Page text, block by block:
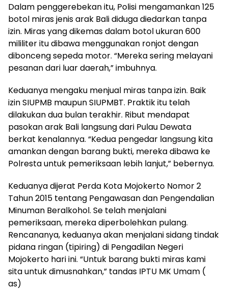
Dalam penggerebekan itu, Polisi mengamankan 125
botol miras jenis arak Bali diduga diedarkan tanpa
izin. Miras yang dikemas dalam botol ukuran 600
mililiter itu dibawa menggunakan ronjot dengan
dibonceng sepeda motor. “Mereka sering melayani
pesanan dari luar daerah,” imbuhnya.
Keduanya mengaku menjual miras tanpa izin. Baik
izin SIUPMB maupun SIUPMBT. Praktik itu telah
dilakukan dua bulan terakhir. Ribut mendapat
pasokan arak Bali langsung dari Pulau Dewata
berkat kenalannya. “Kedua pengedar langsung kita
amankan dengan barang bukti, mereka dibawa ke
Polresta untuk pemeriksaan lebih lanjut,” bebernya.
Keduanya dijerat Perda Kota Mojokerto Nomor 2
Tahun 2015 tentang Pengawasan dan Pengendalian
Minuman Beralkohol. Se telah menjalani
pemeriksaan, mereka diperbolehkan pulang.
Rencananya, keduanya akan menjalani sidang tindak
pidana ringan (tipiring) di Pengadilan Negeri
Mojokerto hari ini. “Untuk barang bukti miras kami
sita untuk dimusnahkan,” tandas IPTU MK Umam (
as)